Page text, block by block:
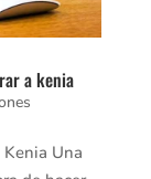
a kenia
Una